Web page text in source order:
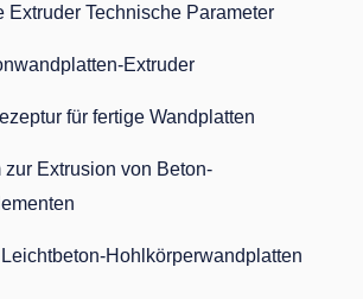
Extruder Technische Parameter
Extruder
für fertige Wandplatten
Extrusion von Beton-
Hohlkörperwandplatten